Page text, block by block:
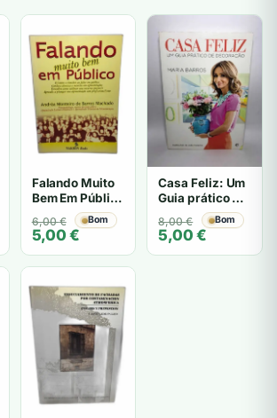
Falando Muito
Bem Em Público
- Andréa
Monteiro
6,00€
O
preço
original
6,00 €.
5,00€
O
preço
atual
5,00 €.
Bom
Casa Feliz: Um
Guia prático de
Decoração -
Maria Barros
8,00€
O
preço
original
5,00€
O
preço
atual
Bom